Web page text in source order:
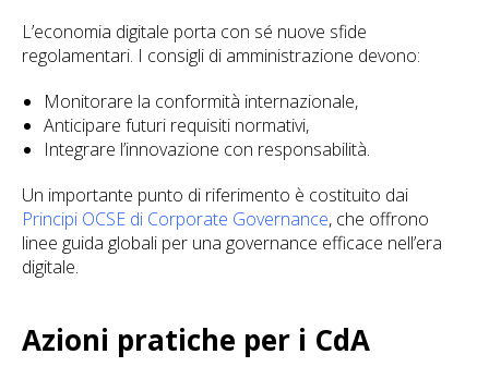
L’economia digitale porta con sé nuove sfide
regolamentari. I consigli di amministrazione devono:
Monitorare la conformità internazionale,
Anticipare futuri requisiti normativi,
Integrare l’innovazione con responsabilità.
Un importante punto di riferimento è costituito dai
Principi OCSE di Corporate Governance, che offrono
linee guida globali per una governance efficace nell’era
digitale.
Azioni pratiche per i CdA